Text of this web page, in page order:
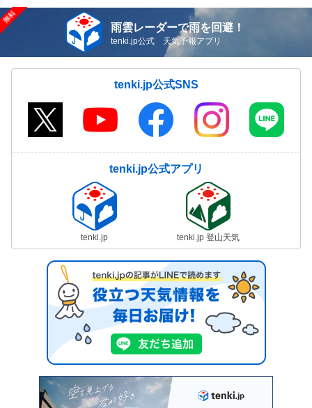
雨雲レーダーで雨を回避！
tenki.jp公式 天気予報アプリ
tenki.jp公式SNS
tenki.jp公式アプリ
tenki.jp tenki.jp 登山天気